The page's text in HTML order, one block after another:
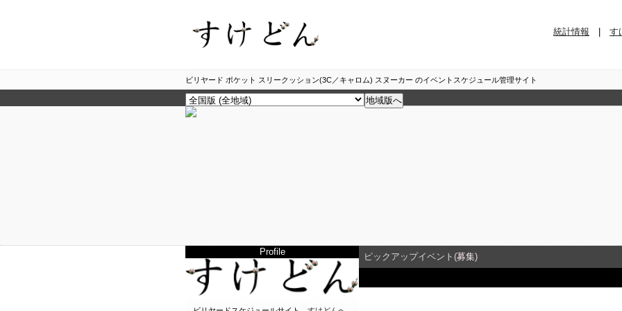
統計情報 | す
ビリヤード ポケット スリークッション(3C／キャロム) スヌーカー のイベントスケジュール管理サイト
Profile ピックアップイベント(募集)